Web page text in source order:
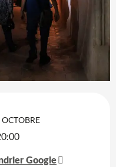
OCTOBRE
Google